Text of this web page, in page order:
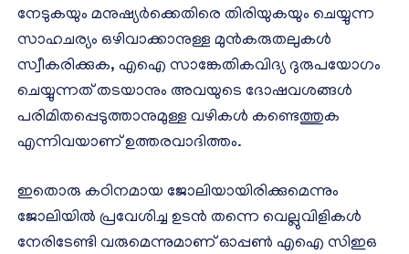
നേടുകയും മനുഷ്യര്‍ക്കെതിരെ തിരിയുകയും ചെയ്യുന്ന
സാഹചര്യം ഒഴിവാക്കാനുള്ള മുന്‍കരുതലുകള്‍
സ്വീകരിക്കുക, എഐ സാങ്കേതികവിദ്യ ദുരുപയോഗം
ചെയ്യുന്നത് തടയാനും അവയുടെ ദോഷവശങ്ങള്‍
പരിമിതപ്പെടുത്താനുമുള്ള വഴികള്‍ കണ്ടെത്തുക
എന്നിവയാണ് ഉത്തരവാദിത്തം.
ഇതൊരു കഠിനമായ ജോലിയായിരിക്കുമെന്നും
ജോലിയില്‍ പ്രവേശിച്ച ഉടന്‍ തന്നെ വെല്ലുവിളികള്‍
നേരിടേണ്ടി വരുമെന്നുമാണ് ഓപ്പണ്‍ എഐ സിഇഒ